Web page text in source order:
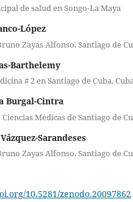
de salud en Songo-La Maya
López
Zayas Alfonso. Santiago de
Barthelemy
# 2 en Santiago de Cuba.
Burgal-Cintra
Médicas de Santiago de
Sarandeses
Zayas Alfonso. Santiago de
10.5281/zenodo.20097862